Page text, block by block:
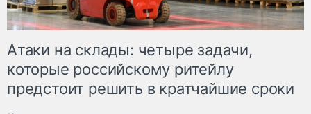
Атаки на склады: четыре задачи,
которые российскому ритейлу
предстоит решить в кратчайшие сроки